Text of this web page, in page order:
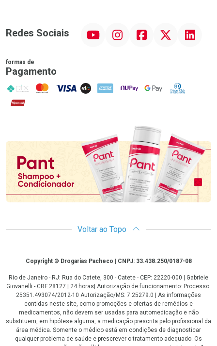
Redes Sociais InstagramFacebookTwitter Linkedin
formas de
Pagamento
PIX MasterCard
VISA ELO AMEX NuPay Google PayDiners Club
Hipercard
Voltar ao Topo
CopyrightCopyright © Drogarias Pacheco | CNPJ: 33.438.250/0187-08
Rio de Janeiro - RJ: Rua do Catete, 300 - Catete - CEP: 22220-000 | Gabriele
Giovanelli - CRF 28127 | 24 horas| Autorização de funcionamento: Processo:
25351.493074/2012-10 Autorização/MS: 7.25279.0 | As informações
contidas neste site, como promoções e ofertas de remédios e
medicamentos, não devem ser usadas para automedicação e não
substituem, em hipótese alguma, a medicação prescrita pelo profissional da
área médica. Somente o médico está em condições de diagnosticar
qualquer problema de saúde e prescrever o tratamento adequado. Os